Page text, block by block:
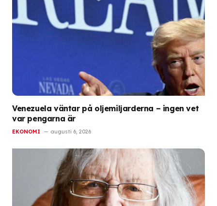
Venezuela väntar på oljemiljarderna – ingen vet
var pengarna är
EKONOMI augusti 6, 2026